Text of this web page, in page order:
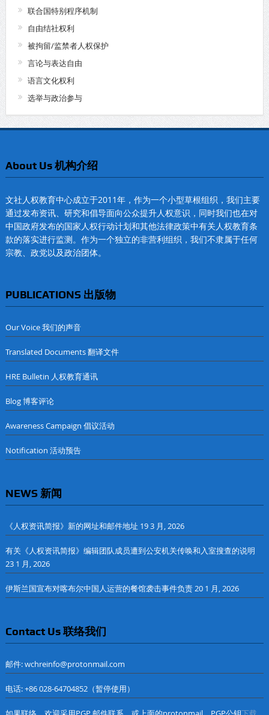
联合国特别程序机制
自由结社权利
被拘留/监禁者人权保护
言论与表达自由
语言文化权利
选举与政治参与
About Us 机构介绍
文社人权教育中心成立于2011年，作为一个小型草根组织，我们主要
通过发布资讯、研究和倡导面向公众提升人权意识，同时我们也在对
中国政府发布的国家人权行动计划和其他法律政策中有关人权教育条
款的落实进行监测。作为一个独立的非营利组织，我们不隶属于任何
宗教、政党以及政治团体。
PUBLICATIONS 出版物
Our Voice 我们的声音
Translated Documents 翻译文件
HRE Bulletin 人权教育通讯
Blog 博客评论
Awareness Campaign 倡议活动
Notification 活动预告
NEWS 新闻
《人权资讯简报》新的网址和邮件地址 19 3 月, 2026
有关《人权资讯简报》编辑团队成员遭到公安机关传唤和入室搜查的说明
23 1 月, 2026
伊斯兰国宣布对喀布尔中国人运营的餐馆袭击事件负责20 1 月, 2026
Contact Us 联络我们
邮件: wchreinfo@protonmail.com
电话: +86 028-64704852（暂停使用）